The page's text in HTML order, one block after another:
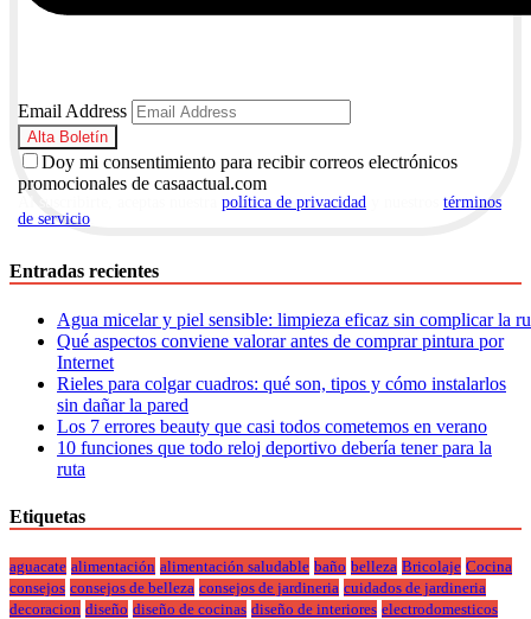
Email Address
Doy mi consentimiento para recibir correos electrónicos
promocionales de casaactual.com
política de privacidad
términos
de servicio
Entradas recientes
Agua micelar y piel sensible: limpieza eficaz sin complicar la
Qué aspectos conviene valorar antes de comprar pintura por
Internet
Rieles para colgar cuadros: qué son, tipos y cómo instalarlos
sin dañar la pared
Los 7 errores beauty que casi todos cometemos en verano
10 funciones que todo reloj deportivo debería tener para la
ruta
Etiquetas
aguacate alimentación alimentación saludable baño belleza Bricolaje Cocina
consejos consejos de belleza consejos de jardineria cuidados de jardineria
decoracion diseño diseño de cocinas diseño de interiores electrodomesticos